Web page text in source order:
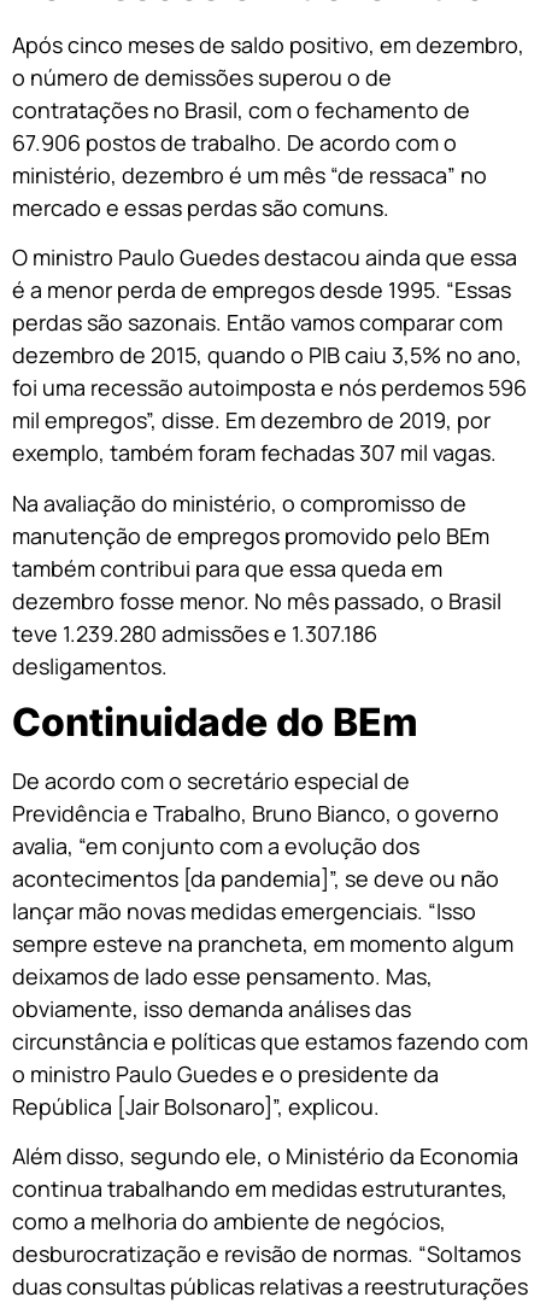
Após cinco meses de saldo positivo, em dezembro,
o número de demissões superou o de
contratações no Brasil, com o fechamento de
67.906 postos de trabalho. De acordo com o
ministério, dezembro é um mês “de ressaca” no
mercado e essas perdas são comuns.
O ministro Paulo Guedes destacou ainda que essa
é a menor perda de empregos desde 1995. “Essas
perdas são sazonais. Então vamos comparar com
dezembro de 2015, quando o PIB caiu 3,5% no ano,
foi uma recessão autoimposta e nós perdemos 596
mil empregos”, disse. Em dezembro de 2019, por
exemplo, também foram fechadas 307 mil vagas.
Na avaliação do ministério, o compromisso de
manutenção de empregos promovido pelo BEm
também contribui para que essa queda em
dezembro fosse menor. No mês passado, o Brasil
teve 1.239.280 admissões e 1.307.186
desligamentos.
Continuidade do BEm
De acordo com o secretário especial de
Previdência e Trabalho, Bruno Bianco, o governo
avalia, “em conjunto com a evolução dos
acontecimentos [da pandemia]”, se deve ou não
lançar mão novas medidas emergenciais. “Isso
sempre esteve na prancheta, em momento algum
deixamos de lado esse pensamento. Mas,
obviamente, isso demanda análises das
circunstância e políticas que estamos fazendo com
o ministro Paulo Guedes e o presidente da
República [Jair Bolsonaro]”, explicou.
Além disso, segundo ele, o Ministério da Economia
continua trabalhando em medidas estruturantes,
como a melhoria do ambiente de negócios,
desburocratização e revisão de normas. “Soltamos
duas consultas públicas relativas a reestruturações